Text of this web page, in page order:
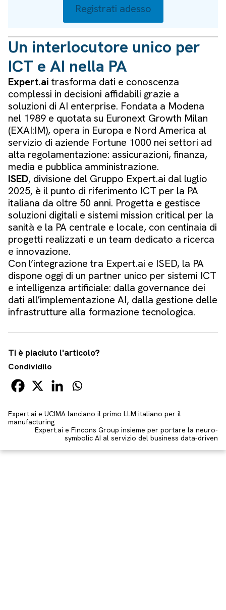
Registrati adesso
Un interlocutore unico per
ICT e AI nella PA
Expert.ai trasforma dati e conoscenza
complessi in decisioni affidabili grazie a
soluzioni di AI enterprise. Fondata a Modena
nel 1989 e quotata su Euronext Growth Milan
(EXAI:IM), opera in Europa e Nord America al
servizio di aziende Fortune 1000 nei settori ad
alta regolamentazione: assicurazioni, finanza,
media e pubblica amministrazione.
ISED, divisione del Gruppo Expert.ai dal luglio
2025, è il punto di riferimento ICT per la PA
italiana da oltre 50 anni. Progetta e gestisce
soluzioni digitali e sistemi mission critical per la
sanità e la PA centrale e locale, con centinaia di
progetti realizzati e un team dedicato a ricerca
e innovazione.
Con l’integrazione tra Expert.ai e ISED, la PA
dispone oggi di un partner unico per sistemi ICT
e intelligenza artificiale: dalla governance dei
dati all’implementazione AI, dalla gestione delle
infrastrutture alla formazione tecnologica.
Ti è piaciuto l'articolo?
Condividilo
Expert.ai e UCIMA lanciano il primo LLM italiano per il
manufacturing
Expert.ai e Fincons Group insieme per portare la neuro-
symbolic AI al servizio del business data-driven